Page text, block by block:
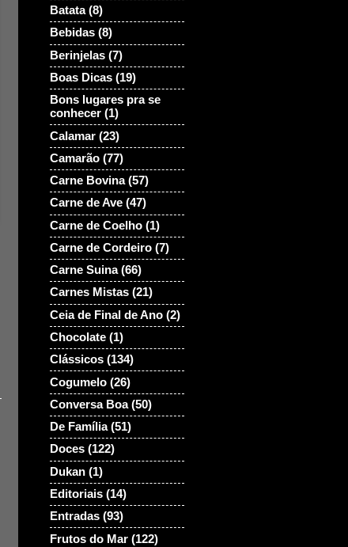
Batata (8)
Bebidas (8)
Berinjelas (7)
Boas Dicas (19)
Bons lugares pra se
conhecer (1)
Calamar (23)
Camarão (77)
Carne Bovina (57)
Carne de Ave (47)
Carne de Coelho (1)
Carne de Cordeiro (7)
Carne Suina (66)
Carnes Mistas (21)
Ceia de Final de Ano (2)
Chocolate (1)
Clássicos (134)
Cogumelo (26)
Conversa Boa (50)
De Família (51)
Doces (122)
Dukan (1)
Editoriais (14)
Entradas (93)
Frutos do Mar (122)